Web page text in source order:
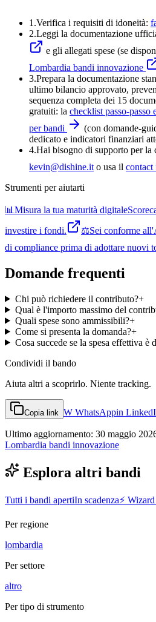
1.Verifica i requisiti di idoneità:
2.Leggi la documentazione
e gli allegati spese (se
Lombardia bandi innovazione
3.Prepara la documentazione
ultimo bilancio approvato,
sequenza completa dei 15
gratuiti: la checklist passo-passo
per bandi
(con domande-
dedicato e indicatori finanziari
4.Hai bisogno di supporto per la
kevin@dishine.it o usa il contact
Strumenti per aiutarti
📊 Misura la tua maturità digitale
investire i fondi.
⚖️Sei conforme
di compliance prima di adottare nuovi
Domande frequenti
Chi può richiedere il contributo?+
Qual è l'importo massimo del
Quali spese sono ammissibili?+
Come si presenta la domanda?+
Cosa succede se la spesa effettiva è
Condividi il bando
Aiuta altri a scoprirlo. Niente tracking.
Copia link W WhatsAppin
Ultimo aggiornamento: 30 maggio
Lombardia bandi innovazione
Esplora altri bandi
Tutti i bandi apertiIn scadenza⚡
Per regione
lombardia
Per settore
altro
Per tipo di strumento